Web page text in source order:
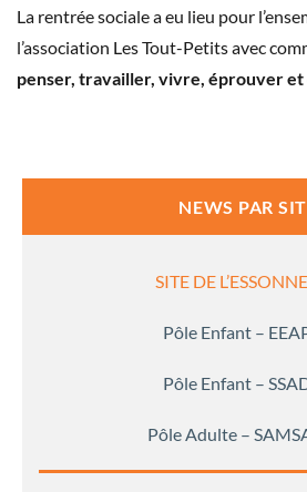
La rentrée sociale a eu lieu pour
l’association Les Tout-Petits avec
penser, travailler, vivre, éprouver et
NEWS PAR
SITE DE
Pôle Enfant –
Pôle Enfant –
Pôle Adulte –